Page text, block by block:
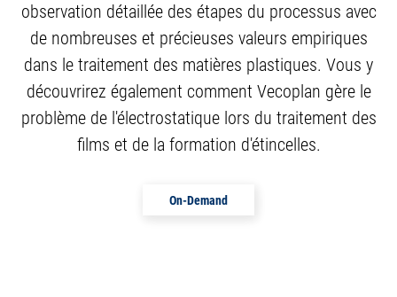
observation détaillée des étapes du processus avec
de nombreuses et précieuses valeurs empiriques
dans le traitement des matières plastiques. Vous y
découvrirez également comment Vecoplan gère le
problème de l'électrostatique lors du traitement des
films et de la formation d'étincelles.
On-Demand